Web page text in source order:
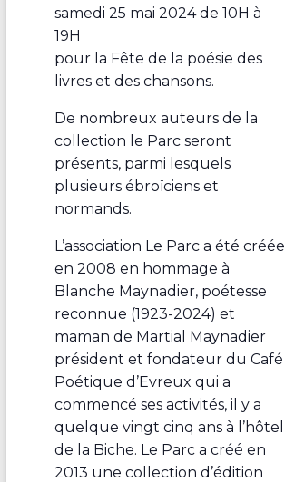
samedi 25 mai 2024 de 10H à
19H
pour la Fête de la poésie des
livres et des chansons.
De nombreux auteurs de la
collection le Parc seront
présents, parmi lesquels
plusieurs ébroïciens et
normands.
L’association Le Parc a été créée
en 2008 en hommage à
Blanche Maynadier, poétesse
reconnue (1923-2024) et
maman de Martial Maynadier
président et fondateur du Café
Poétique d’Evreux qui a
commencé ses activités, il y a
quelque vingt cinq ans à l’hôtel
de la Biche. Le Parc a créé en
2013 une collection d’édition